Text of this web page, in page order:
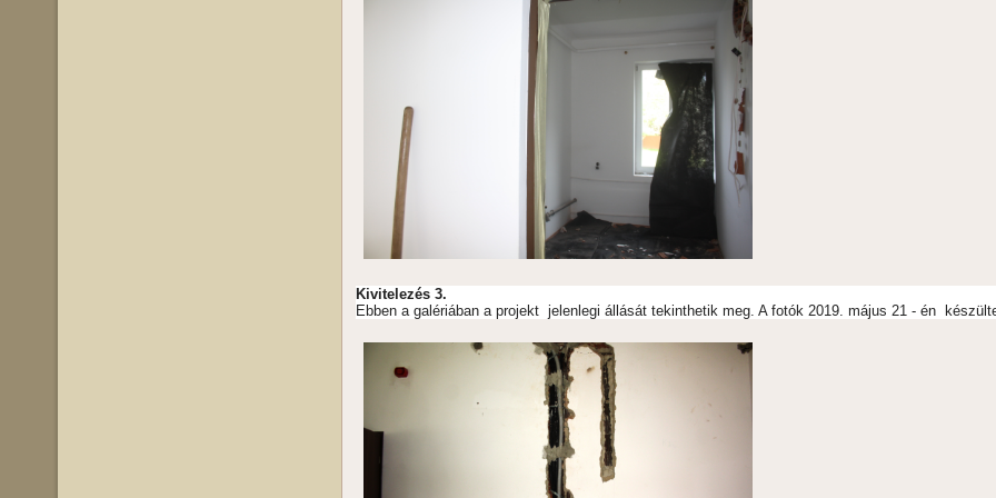
Kivitelezés 3.
Ebben a galériában a projekt jelenlegi állását tekinthetik meg. A fotók 2019. május 21 - én